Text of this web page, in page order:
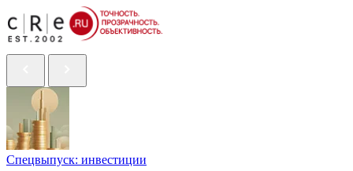
Спецвыпуск: инвестиции